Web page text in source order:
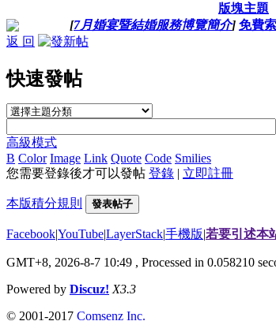
版塊主題
[7月婚宴暨結婚服務博覽簡介] 免費
返 回
快速發帖
高級模式
B Color Image Link Quote Code Smilies
您需要登錄後才可以發帖 登錄 | 立即註冊
本版積分規則 發表帖子
Facebook|YouTube|LayerStack|手機版|若要引述本
GMT+8, 2026-8-7 10:49 , Processed in 0.058210
Powered by Discuz! X3.3
© 2001-2017 Comsenz Inc.